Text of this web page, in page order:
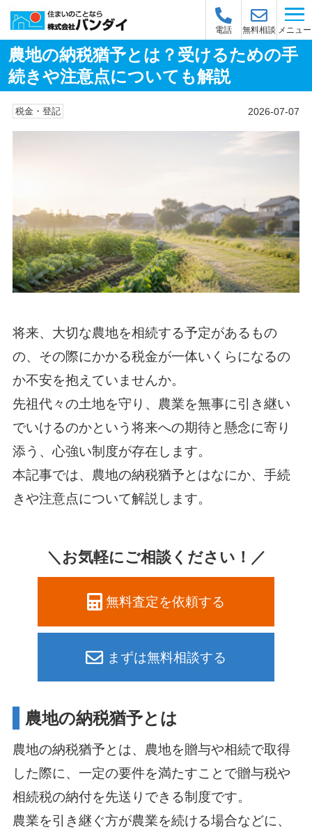
電話 無料相談 メニュー
農地の納税猶予とは？受けるための手
続きや注意点についても解説
税金・登記 2026-07-07
将来、大切な農地を相続する予定があるもの
の、その際にかかる税金が一体いくらになるの
か不安を抱えていませんか。
先祖代々の土地を守り、農業を無事に引き継い
でいけるのかという将来への期待と懸念に寄り
添う、心強い制度が存在します。
本記事では、農地の納税猶予とはなにか、手続
きや注意点について解説します。
＼お気軽にご相談ください！／
無料査定を依頼する
まずは無料相談する
農地の納税猶予とは
農地の納税猶予とは、農地を贈与や相続で取得
した際に、一定の要件を満たすことで贈与税や
相続税の納付を先送りできる制度です。
農業を引き継ぐ方が農業を続ける場合などに、